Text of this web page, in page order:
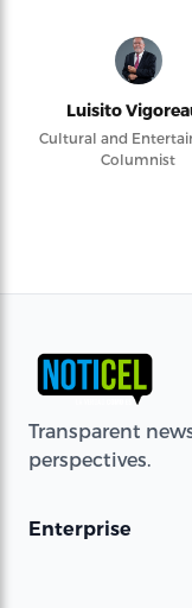
Luisito
Cultural and
Columnist
Transparent
perspectives.
Enterprise